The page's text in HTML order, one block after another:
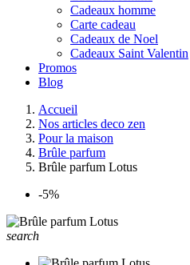
Cadeaux homme
Carte cadeau
Cadeaux de Noel
Cadeaux Saint Valentin
Promos
Blog
Accueil
Nos articles deco zen
Pour la maison
Brûle parfum
Brûle parfum Lotus
-5%
search